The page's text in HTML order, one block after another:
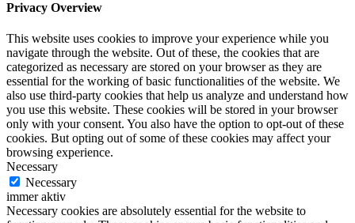
Privacy Overview
This website uses cookies to improve your experience while you
navigate through the website. Out of these, the cookies that are
categorized as necessary are stored on your browser as they are
essential for the working of basic functionalities of the website. We
also use third-party cookies that help us analyze and understand how
you use this website. These cookies will be stored in your browser
only with your consent. You also have the option to opt-out of these
cookies. But opting out of some of these cookies may affect your
browsing experience.
Necessary
Necessary
immer aktiv
Necessary cookies are absolutely essential for the website to